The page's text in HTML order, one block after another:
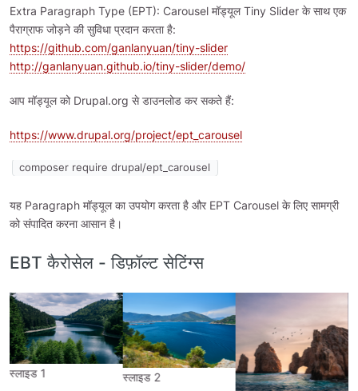
Extra Paragraph Type (EPT): Carousel मॉड्यूल Tiny Slider के साथ एक
पैराग्राफ जोड़ने की सुविधा प्रदान करता है:
https://github.com/ganlanyuan/tiny-slider
http://ganlanyuan.github.io/tiny-slider/demo/
आप मॉड्यूल को Drupal.org से डाउनलोड कर सकते हैं:
https://www.drupal.org/project/ept_carousel
composer require drupal/ept_carousel
यह Paragraph मॉड्यूल का उपयोग करता है और EPT Carousel के लिए सामग्री
को संपादित करना आसान है।
EBT कैरोसेल - डिफ़ॉल्ट सेटिंग्स
स्लाइड 1 स्लाइड 2